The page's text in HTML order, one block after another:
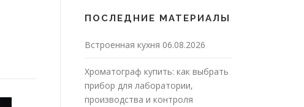
ПОСЛЕДНИЕ МАТЕРИАЛЫ
Встроенная кухня 06.08.2026
Хроматограф купить: как выбрать
прибор для лаборатории,
производства и контроля